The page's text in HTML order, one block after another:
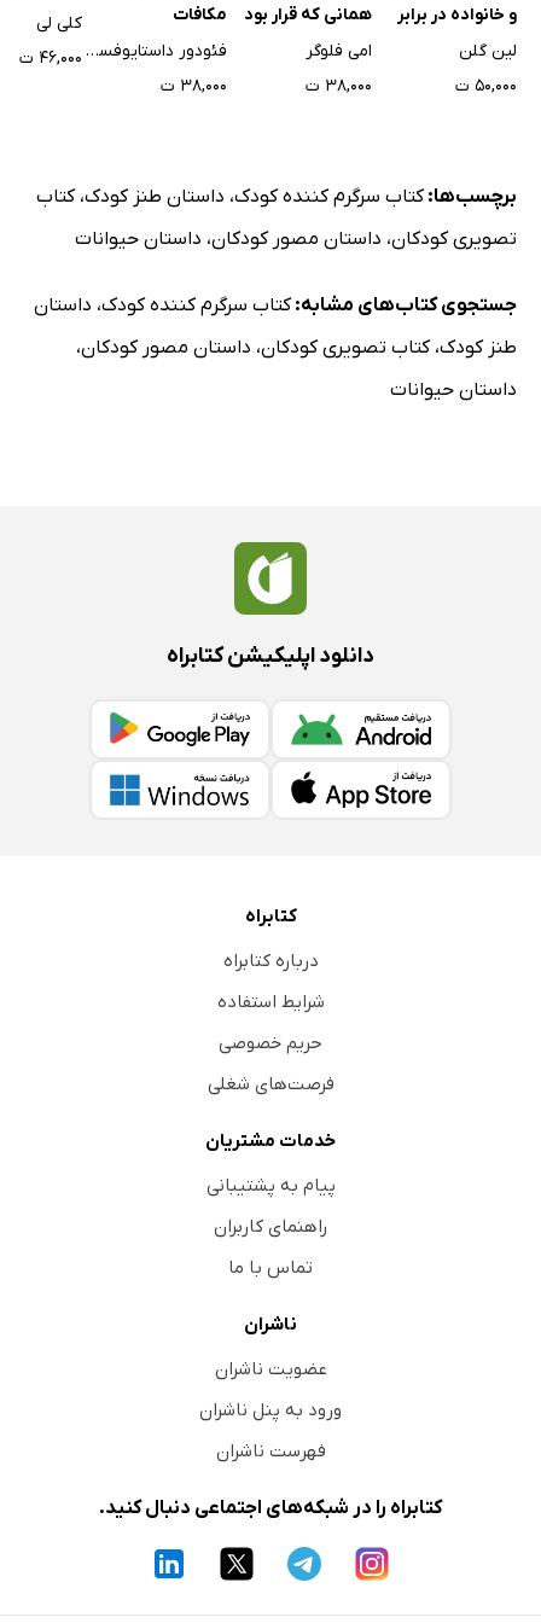
و خانواده در برابر
زلزله
لین گلن
۵۰,۰۰۰ ت
همانی که قرار بود
باشم!
امی فلوگر
۳۸,۰۰۰ ت
مکافات
فئودور داستایوفسکی
۳۸,۰۰۰ ت
کلی لی
۴۶,۰۰۰ ت
برچسب‌ها:کتاب سرگرم کننده کودک، داستان طنز کودک،کتاب
تصویری کودکان، داستان مصور کودکان، داستان حیوانات
جستجوی کتاب‌های مشابه:کتاب سرگرم کننده کودک، داستان
طنز کودک،کتاب تصویری کودکان، داستان مصور کودکان،
داستان حیوانات
دانلود اپلیکیشن کتابراه
کتابراه
درباره کتابراه
شرایط استفاده
حریم خصوصی
فرصت‌های شغلی
خدمات مشتریان
پیام به پشتیبانی
راهنمای کاربران
تماس با ما
ناشران
عضویت ناشران
ورود به پنل ناشران
فهرست ناشران
کتابراه را در شبکه‌های اجتماعی دنبال کنید.